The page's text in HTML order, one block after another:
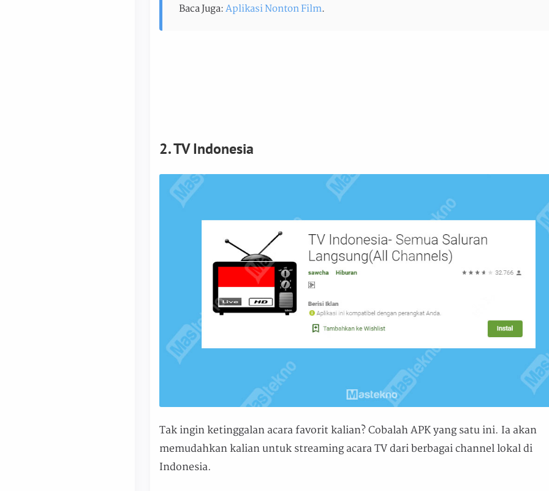
Baca Juga:Aplikasi Nonton Film.
2. TV Indonesia
Tak ingin ketinggalan acara favorit kalian? Cobalah APK yang satu ini. Ia akan
memudahkan kalian untuk streaming acara TV dari berbagai channel lokal di
Indonesia.